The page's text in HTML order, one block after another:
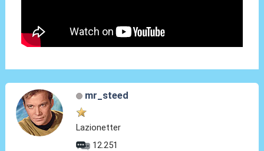
mr_steed
Lazionetter
12.251